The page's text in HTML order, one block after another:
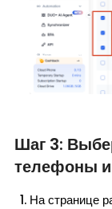
Шаг 3:
телефоны
На странице